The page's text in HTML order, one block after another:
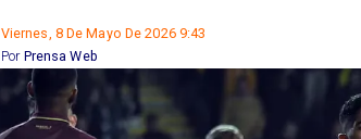
Viernes, 8 De Mayo De 2026 9:43
Prensa Web
Por